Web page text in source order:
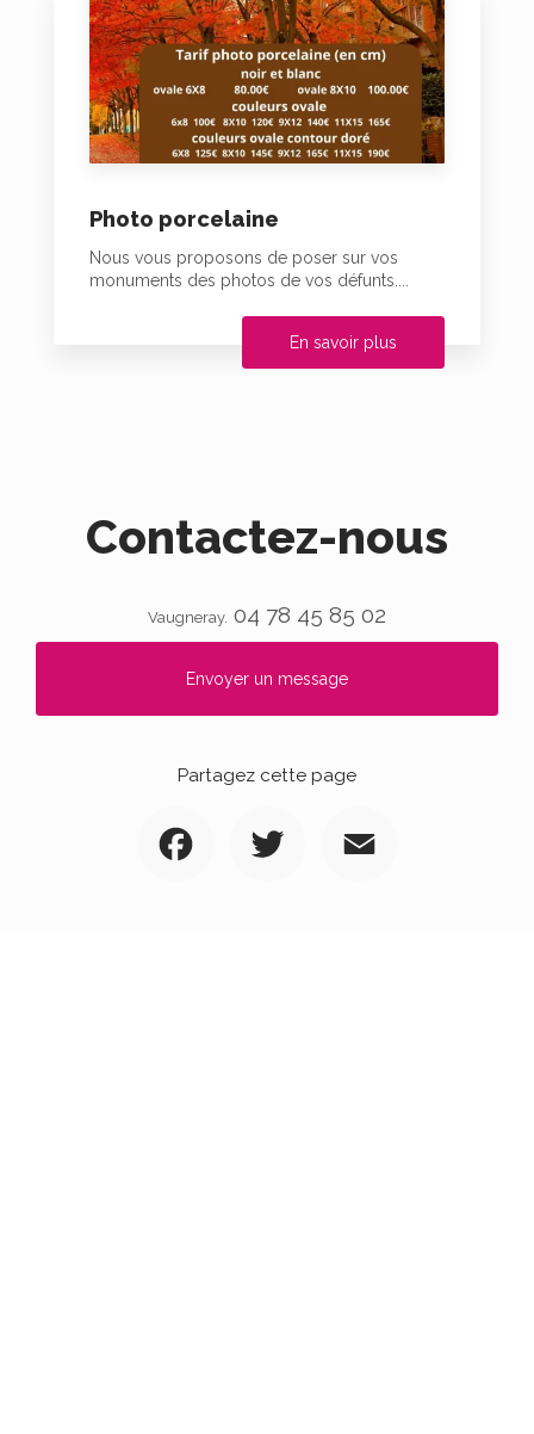
Photo porcelaine
Nous vous proposons de poser sur vos
monuments des photos de vos défunts....
En savoir plus
Contactez-nous
Vaugneray. 04 78 45 85 02
Envoyer un message
Partagez cette page